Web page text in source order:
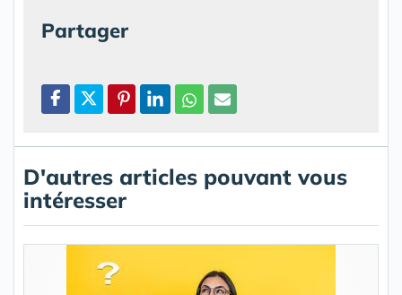
Partager
D'autres articles pouvant vous
intéresser